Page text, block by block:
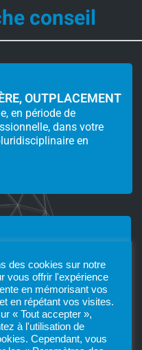
conseil
OUTPLACEMENT
en période de
dans votre
en
RECRUTEMENT
la formation et
des cookies sur notre
vous offrir l'expérience
en mémorisant vos
en répétant vos visites.
« Tout accepter »,
à l'utilisation de
Cependant, vous